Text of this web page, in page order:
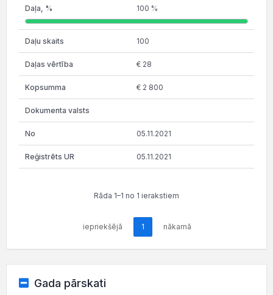
100 %
100
€ 28
€ 2 800
05.11.2021
05.11.2021
Rāda 1–1 no 1 ierakstiem
iepriekšējā 1 nākamā
Gada pārskati